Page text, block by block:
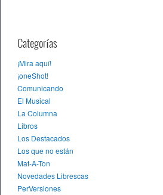
Categorías
¡Mira aquí!
¡oneShot!
Comunicando
El Musical
La Columna
Libros
Los Destacados
Los que no están
Mat-A-Ton
Novedades Librescas
PerVersiones